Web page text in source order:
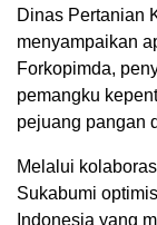
Dinas Pertanian
menyampaikan
Forkopimda,
pemangku
pejuang pangan
Melalui
Sukabumi
Indonesia yang